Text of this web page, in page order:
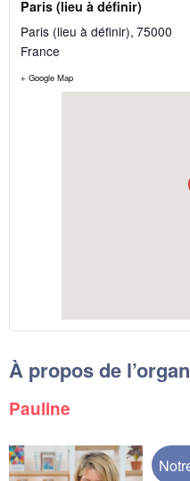
Paris (lieu à définir)
Paris (lieu à définir), 75000
France
+ Google Map
À propos de
Pauline